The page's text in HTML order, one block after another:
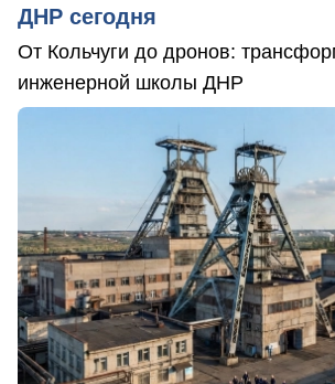
ДНР сегодня
От Кольчуги до дронов:
инженерной школы ДНР